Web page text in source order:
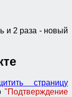
и 2 раза - новый
страницу
"Подтверждение